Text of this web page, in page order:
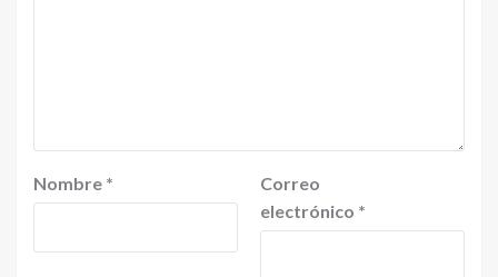
Nombre *
Correo
electrónico *